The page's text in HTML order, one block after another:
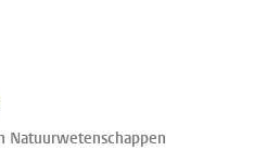
Natuurwetenschappen